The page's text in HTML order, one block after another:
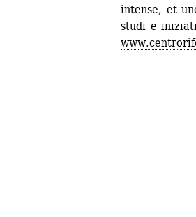
intense, et
studi e